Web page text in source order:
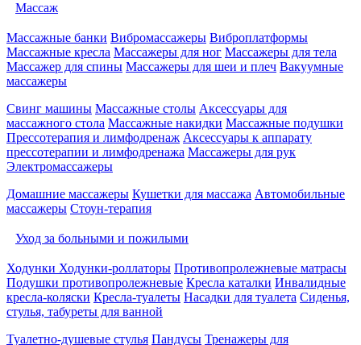
Массаж
Массажные банки Вибромассажеры Виброплатформы
Массажные кресла Массажеры для ног Массажеры для тела
Массажер для спины Массажеры для шеи и плеч Вакуумные
массажеры
Свинг машины Массажные столы Аксессуары для
массажного стола Массажные накидки Массажные подушки
Прессотерапия и лимфодренаж Аксессуары к аппарату
прессотерапии и лимфодренажа Массажеры для рук
Электромассажеры
Домашние массажеры Кушетки для массажа Автомобильные
массажеры Стоун-терапия
Уход за больными и пожилыми
Ходунки Ходунки-роллаторы Противопролежневые матрасы
Подушки противопролежневые Кресла каталки Инвалидные
кресла-коляски Кресла-туалеты Насадки для туалета Сиденья,
стулья, табуреты для ванной
Туалетно-душевые стулья Пандусы Тренажеры для